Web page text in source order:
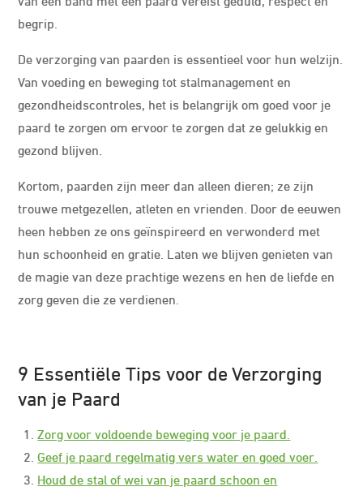
begrip.
De verzorging van paarden is essentieel voor hun welzijn.
Van voeding en beweging tot stalmanagement en
gezondheidscontroles, het is belangrijk om goed voor je
paard te zorgen om ervoor te zorgen dat ze gelukkig en
gezond blijven.
Kortom, paarden zijn meer dan alleen dieren; ze zijn
trouwe metgezellen, atleten en vrienden. Door de eeuwen
heen hebben ze ons geïnspireerd en verwonderd met
hun schoonheid en gratie. Laten we blijven genieten van
de magie van deze prachtige wezens en hen de liefde en
zorg geven die ze verdienen.
9 Essentiële Tips voor de Verzorging
van je Paard
Zorg voor voldoende beweging voor je paard.
Geef je paard regelmatig vers water en goed voer.
Houd de stal of wei van je paard schoon en